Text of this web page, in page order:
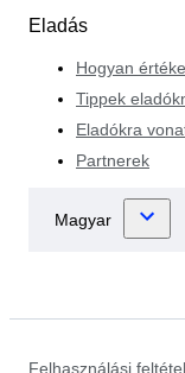
Eladás
Hogyan
Tippek
Eladókra
Partnerek
Felhasználási